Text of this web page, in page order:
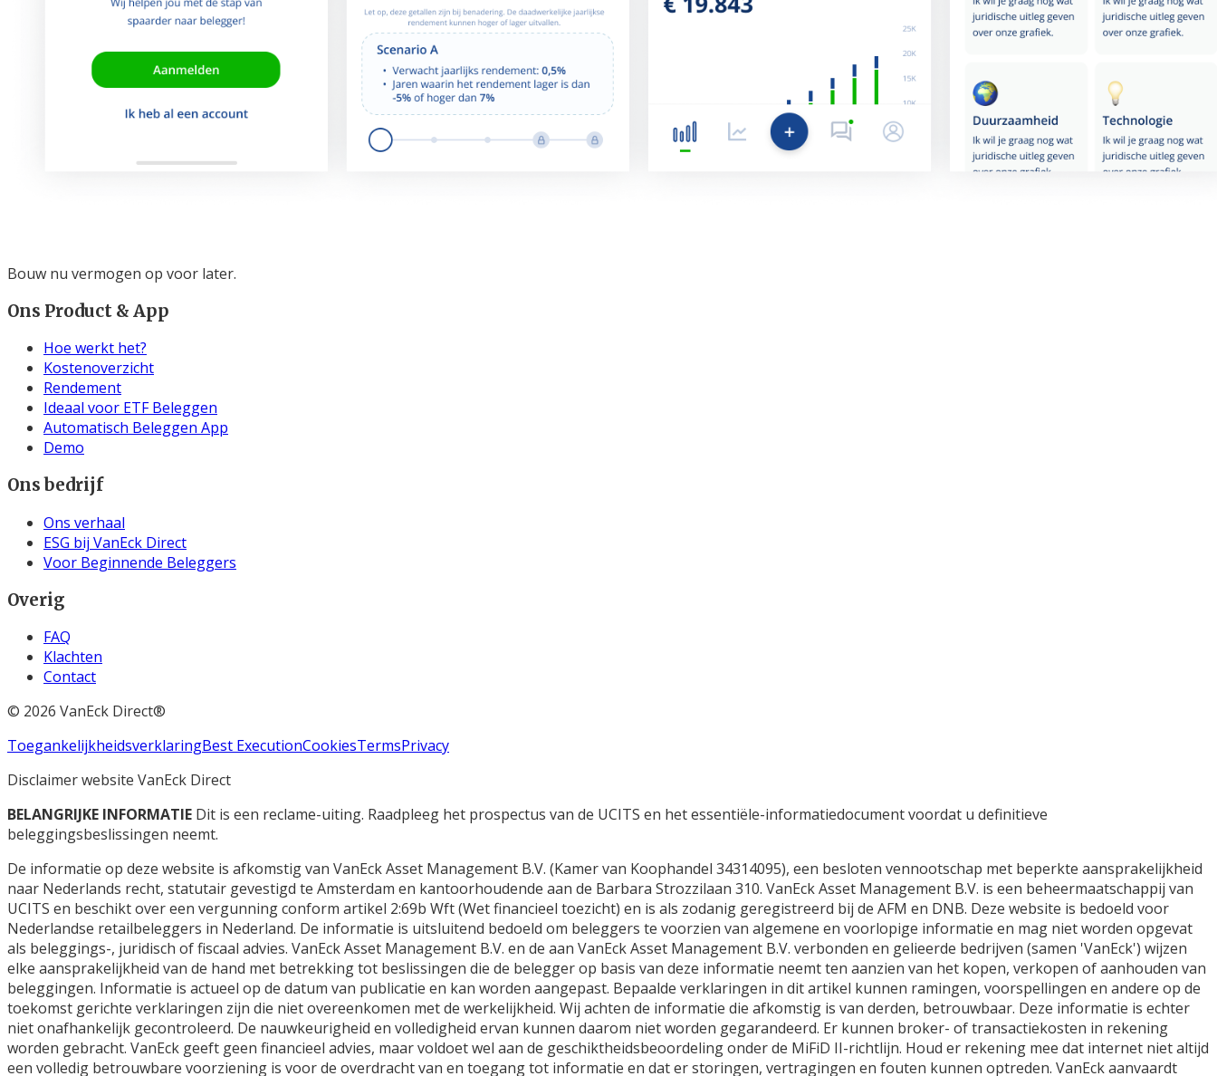
Bouw nu vermogen op voor later.
Ons Product & App
Hoe werkt het?
Kostenoverzicht
Rendement
Ideaal voor ETF Beleggen
Automatisch Beleggen App
Demo
Ons bedrijf
Ons verhaal
ESG bij VanEck Direct
Voor Beginnende Beleggers
Overig
FAQ
Klachten
Contact
© 2026 VanEck Direct®
ToegankelijkheidsverklaringBest ExecutionCookiesTermsPrivacy
Disclaimer website VanEck Direct
BELANGRIJKE INFORMATIE Dit is een reclame-uiting. Raadpleeg het prospectus van de UCITS en het essentiële-informatiedocument voordat u definitieve
beleggingsbeslissingen neemt.
De informatie op deze website is afkomstig van VanEck Asset Management B.V. (Kamer van Koophandel 34314095), een besloten vennootschap met beperkte aansprakelijkheid
naar Nederlands recht, statutair gevestigd te Amsterdam en kantoorhoudende aan de Barbara Strozzilaan 310. VanEck Asset Management B.V. is een beheermaatschappij van
UCITS en beschikt over een vergunning conform artikel 2:69b Wft (Wet financieel toezicht) en is als zodanig geregistreerd bij de AFM en DNB. Deze website is bedoeld voor
Nederlandse retailbeleggers in Nederland. De informatie is uitsluitend bedoeld om beleggers te voorzien van algemene en voorlopige informatie en mag niet worden opgevat
als beleggings-, juridisch of fiscaal advies. VanEck Asset Management B.V. en de aan VanEck Asset Management B.V. verbonden en gelieerde bedrijven (samen 'VanEck') wijzen
elke aansprakelijkheid van de hand met betrekking tot beslissingen die de belegger op basis van deze informatie neemt ten aanzien van het kopen, verkopen of aanhouden van
beleggingen. Informatie is actueel op de datum van publicatie en kan worden aangepast. Bepaalde verklaringen in dit artikel kunnen ramingen, voorspellingen en andere op de
toekomst gerichte verklaringen zijn die niet overeenkomen met de werkelijkheid. Wij achten de informatie die afkomstig is van derden, betrouwbaar. Deze informatie is echter
niet onafhankelijk gecontroleerd. De nauwkeurigheid en volledigheid ervan kunnen daarom niet worden gegarandeerd. Er kunnen broker- of transactiekosten in rekening
worden gebracht. VanEck geeft geen financieel advies, maar voldoet wel aan de geschiktheidsbeoordeling onder de MiFiD II-richtlijn. Houd er rekening mee dat internet niet altijd
een volledig betrouwbare voorziening is voor de overdracht van en toegang tot informatie en dat er storingen, vertragingen en fouten kunnen optreden. VanEck aanvaardt